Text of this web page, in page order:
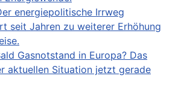
energiepolitische Irrweg
seit Jahren zu weiterer Erhöhung
Gasnotstand in Europa? Das
aktuellen Situation jetzt gerade